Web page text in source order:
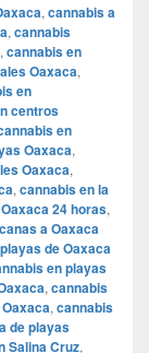
, cannabis a
, cannabis
, cannabis en
Oaxaca,
en
centros
en
Oaxaca,
Oaxaca,
, cannabis en la
24 horas,
a Oaxaca
de Oaxaca
en playas
, cannabis
, cannabis
de playas
Salina Cruz,